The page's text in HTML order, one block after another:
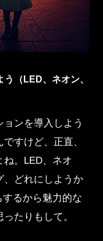
（LED、ネオン、
ンを導入しよう
すけど、正直、
。LED、ネオ
、どれにしようか
るから魅力的な
たりもして。